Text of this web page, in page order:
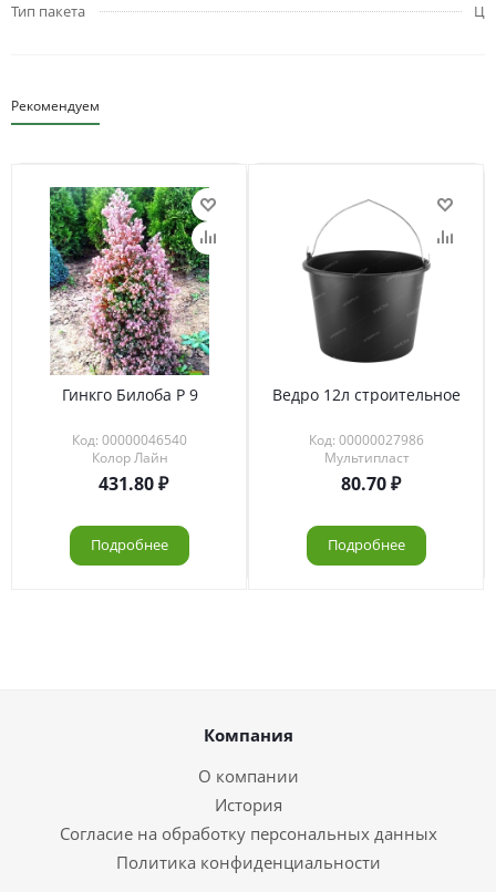
Тип пакета
Ц
Рекомендуем
Гинкго Билоба Р 9
Код: 00000046540
Колор Лайн
431.80
Подробнее
Ведро 12л строительное
Код: 00000027986
Мультипласт
80.70
Подробнее
Компания
О компании
История
Согласие на обработку персональных данных
Политика конфиденциальности